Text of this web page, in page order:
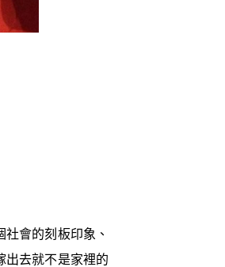
會的刻板印象、
出去就不是家裡的